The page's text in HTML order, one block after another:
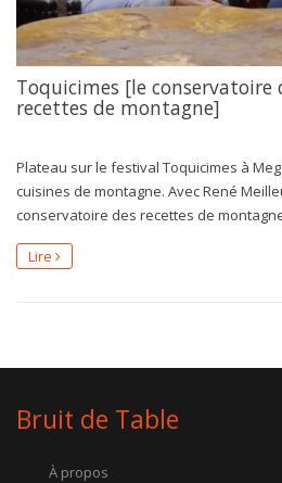
Toquicimes [le conservatoire
recettes de montagne]
Plateau sur le festival Toquicimes à
cuisines de montagne. Avec René
conservatoire des recettes de
Lire
Bruit de Table
À propos